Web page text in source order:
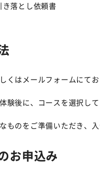
落とし依頼書
くはメールフォームにてお
験後に、コースを選択して
ものをご準備いただき、
お申込み